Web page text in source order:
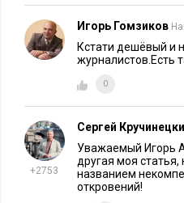
Игорь Гомзиков
Кстати дешёвый и
журналистов.Есть
0
+2753
Сергей
Уважаемый Игорь
другая моя
названием
откровений!